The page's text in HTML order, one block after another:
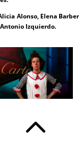
Alonso, Elena
Izquierdo.
2